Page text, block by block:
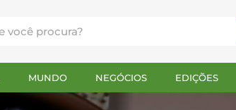
MUNDO NEGÓCIOS EDIÇÕES